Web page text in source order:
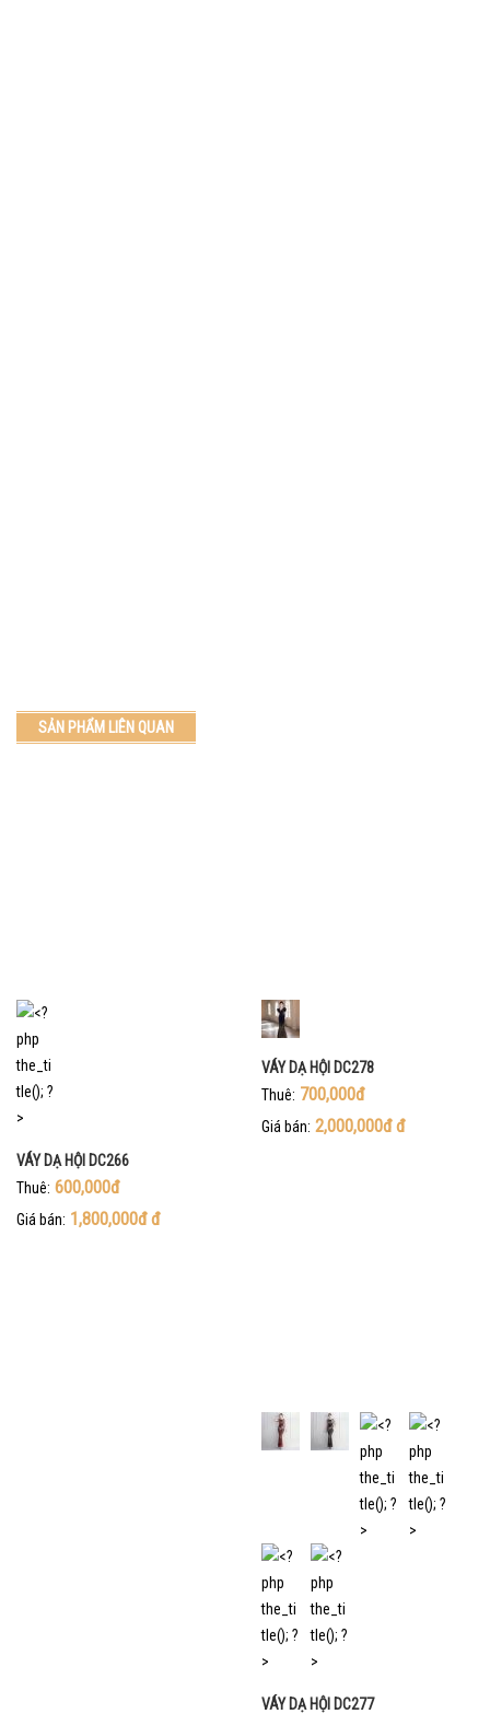
SẢN PHẨM LIÊN QUAN
VÁY DẠ HỘI DC266
Thuê: 600,000đ
Giá bán: 1,800,000đđ
VÁY DẠ HỘI DC278
Thuê: 700,000đ
Giá bán: 2,000,000đđ
VÁY DẠ HỘI DC277